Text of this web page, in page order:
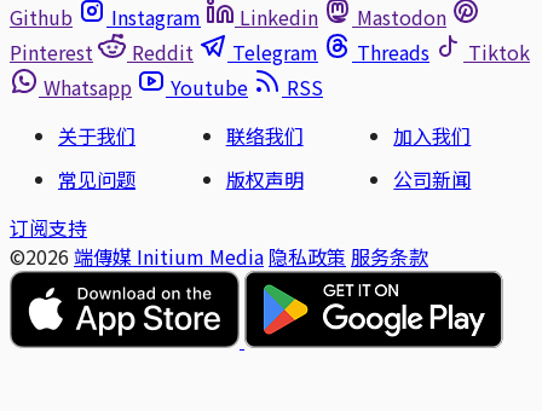
Github
Instagram Linkedin
Mastodon
Pinterest
Reddit Telegram Threads
Tiktok
Whatsapp
Youtube
RSS
关于我们
联络我们
加入我们
常见问题
版权声明
公司新闻
订阅支持
©2026 端傳媒 Initium Media 隐私政策 服务条款